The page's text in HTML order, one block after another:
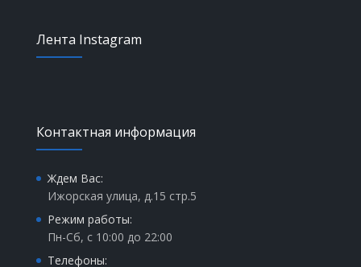
Лента Instagram
Контактная информация
Ждем Вас:
Ижорская улица, д.15 стр.5
Режим работы:
Пн-Сб, с 10:00 до 22:00
Телефоны: